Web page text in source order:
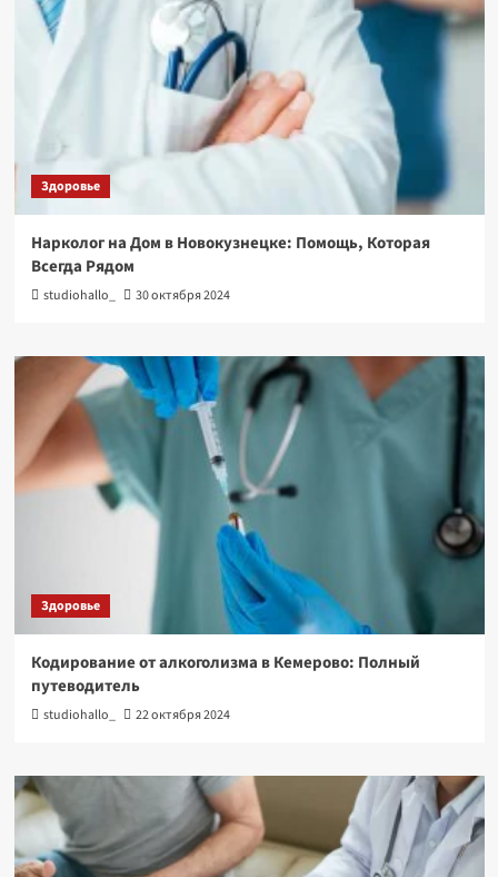
Здоровье
Нарколог на Дом в Новокузнецке: Помощь, Которая
Всегда Рядом
studiohallo_ 30 октября 2024
Здоровье
Кодирование от алкоголизма в Кемерово: Полный
путеводитель
studiohallo_ 22 октября 2024